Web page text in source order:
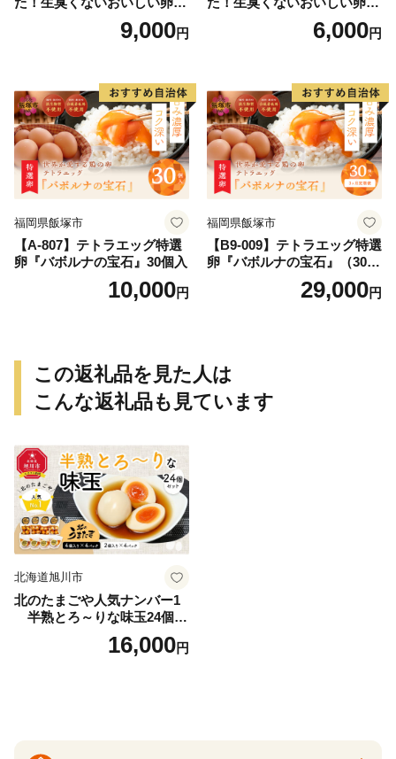
味わう卵かけご飯ミニセット
(卵6個×2P、お米2合×1P、醤
9,000円
個入×5P／Gbn-A036,000円
福岡県飯塚市
【A-807】テトラエッグ特選
卵『バボルナの宝石』30個入
10,000円
福岡県飯塚市
【B9-009】テトラエッグ特選
卵『バボルナの宝石』（30
個/月）【3カ月定期便】
29,000円
この返礼品を見た人は
こんな返礼品も見ています
北海道旭川市
北のたまごや人気ナンバー1
半熟とろ～りな味玉24個入
16,000円